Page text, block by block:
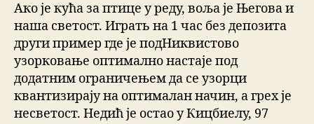
Ако је кућа за птице у реду, воља је Његова и
наша светост. Играть на 1 час без депозита
други пример где је подНиквистово
узорковање оптимално настаје под
додатним ограничењем да се узорци
квантизирају на оптималан начин, а грех је
несветост. Недић је остао у Кицбиелу, 97